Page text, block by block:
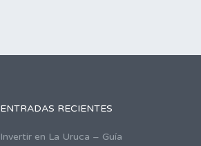
ENTRADAS RECIENTES
Invertir en La Uruca – Guía